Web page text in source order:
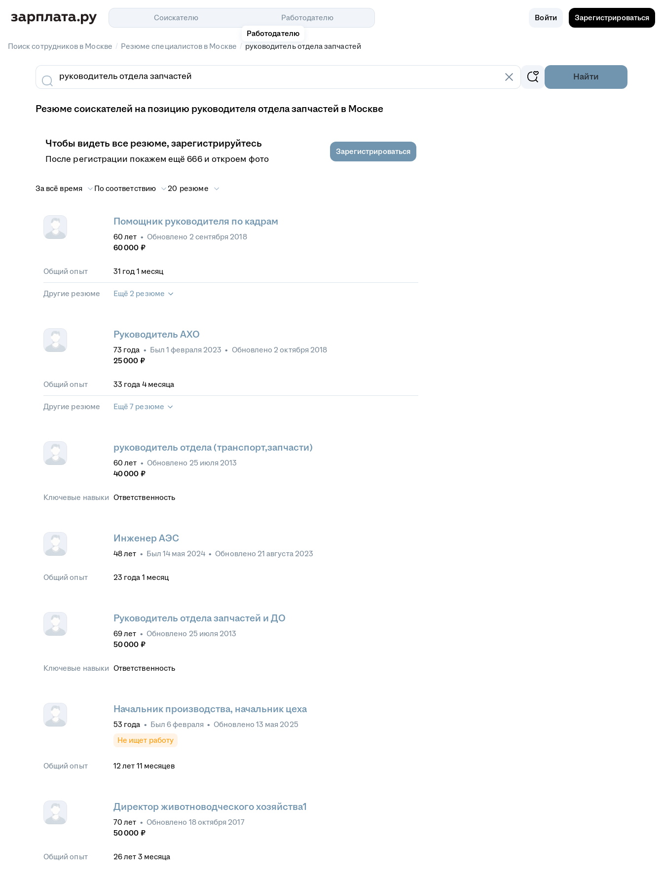
Соискателю
Работодателю
Работодателю
Войти Зарегистрироваться
Поиск сотрудников в Москве / Резюме специалистов в Москве / руководитель отдела запчастей
Найти
Резюме соискателей на позицию руководителя отдела запчастей в Москве
Чтобы видеть все резюме, зарегистрируйтесь
После регистрации покажем ещё 666 и откроем фото
Зарегистрироваться
За всё время По соответствию 20 резюме
Помощник руководителя по кадрам
60 лет • Обновлено 2 сентября 2018
60 000 ₽
Общий опыт 31 год 1 месяц
Другие резюме Ещё 2 резюме
Руководитель АХО
73 года • Был 1 февраля 2023 • Обновлено 2 октября 2018
25 000 ₽
Общий опыт 33 года 4 месяца
Другие резюме Ещё 7 резюме
руководитель отдела (транспорт,запчасти)
60 лет • Обновлено 25 июля 2013
40 000 ₽
Ключевые навыки Ответственность
Инженер АЭС
48лет • Был 14 мая 2024 • Обновлено 21 августа 2023
Общий опыт 23 года 1 месяц
Руководитель отдела запчастей и ДО
69лет • Обновлено 25 июля 2013
50 000 ₽
Ключевые навыки Ответственность
Начальник производства, начальник цеха
53 года • Был 6 февраля • Обновлено 13 мая 2025
Не ищет работу
Общий опыт 12 лет 11 месяцев
Директор животноводческого хозяйства1
70 лет • Обновлено 18 октября 2017
50 000 ₽
Общий опыт 26лет 3 месяца